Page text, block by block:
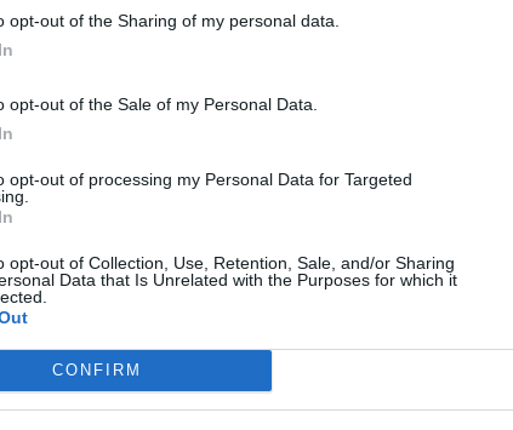
opt-out of the Sharing of my personal data.
opt-out of the Sale of my Personal Data.
opt-out of processing my Personal Data for Targeted
opt-out of Collection, Use, Retention, Sale, and/or Sharing
Data that Is Unrelated with the Purposes for which it
CONFIRM
trouvé.